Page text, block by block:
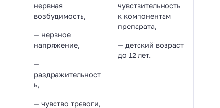
нервная
возбудимость,
— нервное
напряжение,
—
раздражительност
ь,
— чувство тревоги,
чувствительность
к компонентам
препарата,
— детский возраст
до 12 лет.